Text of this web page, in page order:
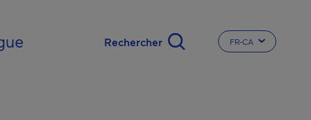
CHANGER LA
FR-CA